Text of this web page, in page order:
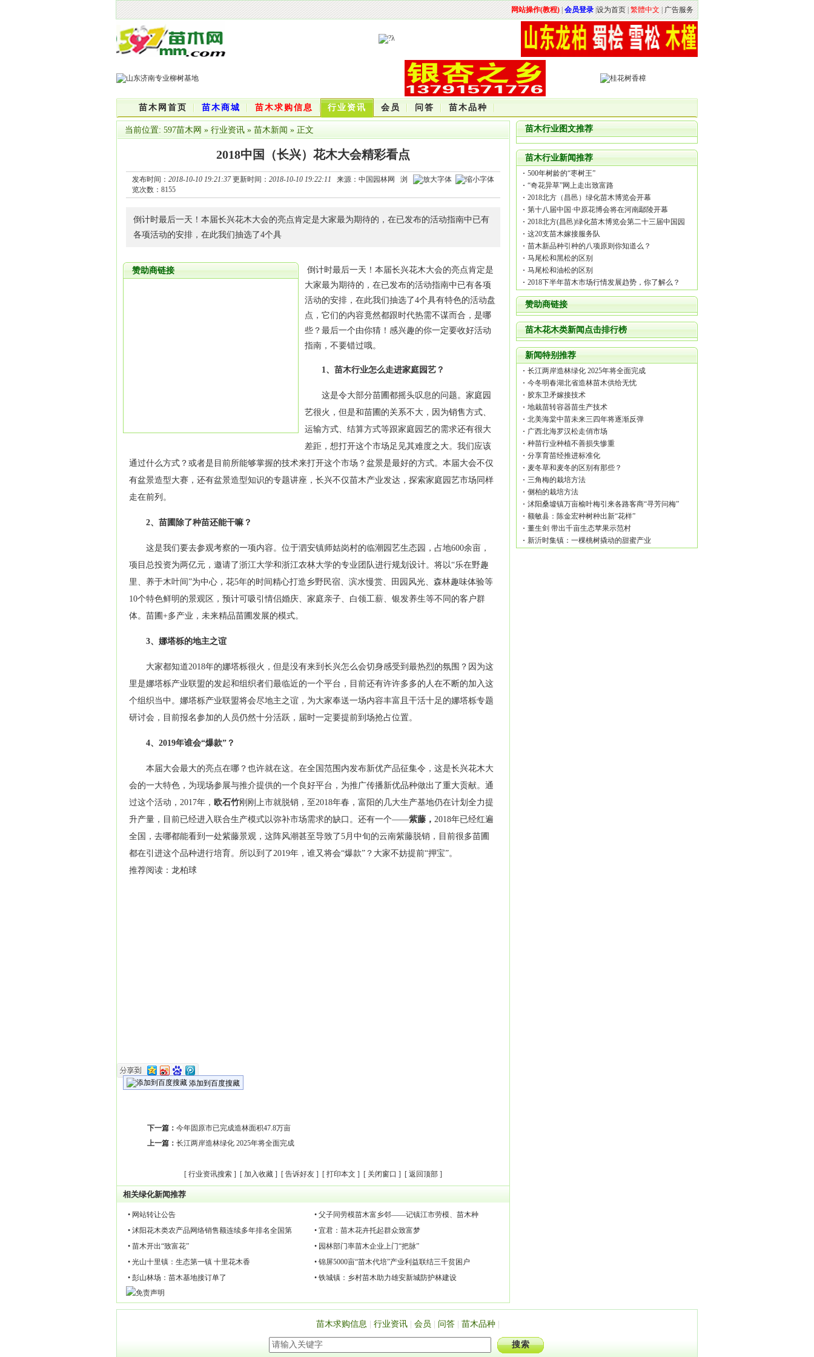
网站操作(教程)|会员登录 设为首页|繁體中文| 广告服务
苗木网首页 苗木商城 苗木求购信息 行业资讯 会员 问答 苗木品种
当前位置: 597苗木网 » 行业资讯 » 苗木新闻 » 正文
2018中国（长兴）花木大会精彩看点
发布时间： 2018-10-10 19:21:37更新时间： 2018-10-10 19:22:11 来源：中国园林网 浏
览次数： 8155
倒计时最后一天！本届长兴花木大会的亮点肯定是大家最为期待的，在已发布的活动指南中已有
各项活动的安排，在此我们抽选了4个具
赞助商链接
倒计时最后一天！本届长兴花木大会的亮点肯定是
大家最为期待的，在已发布的活动指南中已有各项
活动的安排，在此我们抽选了4个具有特色的活动盘
点，它们的内容竟然都跟时代热需不谋而合，是哪
些？最后一个由你猜！感兴趣的你一定要收好活动
指南，不要错过哦。
1、苗木行业怎么走进家庭园艺？
这是令大部分苗圃都摇头叹息的问题。家庭 园
艺很火，但是和苗圃的关系不大，因为销售方式、
运输方式、结算方式等跟家庭园艺的需求还有很大
差距，想打开这个市场足见其难度之大。我们应该
通过什么方式？或者是目前所能够掌握的技术来打开这个市场？ 盆景是最好的方式。本届大会不仅
有盆景造型大赛，还有盆景造型知识的专题讲座，长兴不仅苗木产业发达，探索家庭园艺市场同样
走在前列。
2、苗圃除了种苗还能干嘛？
这是我们要去参观考察的一项内容。位于泗安镇师姑岗村的临潮园艺生态园，占地600余亩，
项目总投资为两亿元，邀请了浙江大学和浙江农林大学的专业团队进行规划设计。将以“乐在野趣
里、养于木叶间”为中心，花5年的时间精心打造乡野民宿、滨水慢赏、田园风光、森林趣味体验等
10个特色鲜明的景观区，预计可吸引情侣婚庆、家庭亲子、白领工薪、银发养生等不同的客户群
体。苗圃+多产业，未来精品苗圃发展的模式。
3、娜塔栎的地主之谊
大家都知道2018年的娜塔栎很火，但是没有来到长兴怎么会切身感受到最热烈的氛围？因为这
里是娜塔栎产业联盟的发起和组织者们最临近的一个平台，目前还有许许多多的人在不断的加入这
个组织当中。娜塔栎产业联盟将会尽地主之谊，为大家奉送一场内容丰富且干活十足的娜塔栎专题
研讨会，目前报名参加的人员仍然十分活跃，届时一定要提前到场抢占位置。
4、2019年谁会“爆款”？
本届大会最大的亮点在哪？也许就在这。在全国范围内发布新优产品征集令，这是长兴花木大
会的一大特色，为现场参展与推介提供的一个良好平台，为推广传播新优品种做出了重大贡献。通
过这个活动，2017年， 欧石竹刚刚上市就脱销，至2018年春，富阳的几大生产基地仍在计划全力提
升产量，目前已经进入联合生产模式以弥补市场需求的缺口。还有一个——紫藤， 2018年已经红遍
全国，去哪都能看到一处紫藤景观，这阵风潮甚至导致了5月中旬的云南紫藤脱销，目前很多苗圃
都在引进这个品种进行培育。所以到了2019年，谁又将会“爆款”？大家不妨提前“押宝”。
推荐阅读： 龙柏球
添加到百度搜藏
下一篇： 今年固原市已完成造林面积47.8万亩
上一篇： 长江两岸造林绿化 2025年将全面完成
[ 行业资讯搜索 ] [ 加入收藏 ] [ 告诉好友 ] [ 打印本文 ] [ 关闭窗口 ] [ 返回顶部 ]
相关绿化新闻推荐
• 网站转让公告
• 父子同劳模苗木富乡邻——记镇江市劳模、苗木种
• 沭阳花木类农产品网络销售额连续多年排名全国第
• 宜君：苗木花卉托起群众致富梦
• 苗木开出“致富花”
• 园林部门率苗木企业上门“把脉”
• 光山十里镇：生态第一镇 十里花木香
• 锦屏5000亩“苗木代培”产业利益联结三千贫困户
• 彭山林场：苗木基地接订单了
• 铁城镇：乡村苗木助力雄安新城防护林建设
苗木行业图文推荐
苗木行业新闻推荐
500年树龄的“枣树王”
“奇花异草”网上走出致富路
2018北方（昌邑）绿化苗木博览会开幕
第十八届中国·中原花博会将在河南鄢陵开幕
2018北方(昌邑)绿化苗木博览会第二十三届中国园
林花木信息交流会欢迎您
这20支苗木嫁接服务队
苗木新品种引种的八项原则你知道么？
马尾松和黑松的区别
马尾松和油松的区别
2018下半年苗木市场行情发展趋势，你了解么？
赞助商链接
苗木花木类新闻点击排行榜
新闻特别推荐
长江两岸造林绿化 2025年将全面完成
今冬明春湖北省造林苗木供给无忧
胶东卫矛嫁接技术
地栽苗转容器苗生产技术
北美海棠中苗未来三四年将逐渐反弹
广西北海罗汉松走俏市场
种苗行业种植不善损失惨重
分享育苗经推进标准化
麦冬草和麦冬的区别有那些？
三角梅的栽培方法
侧柏的栽培方法
沭阳桑墟镇万亩榆叶梅引来各路客商“寻芳问梅”
额敏县：陈金宏种树种出新“花样”
董生剑 带出千亩生态苹果示范村
新沂时集镇：一棵桃树撬动的甜蜜产业
苗木求购信息 行业资讯 会员 问答 苗木品种